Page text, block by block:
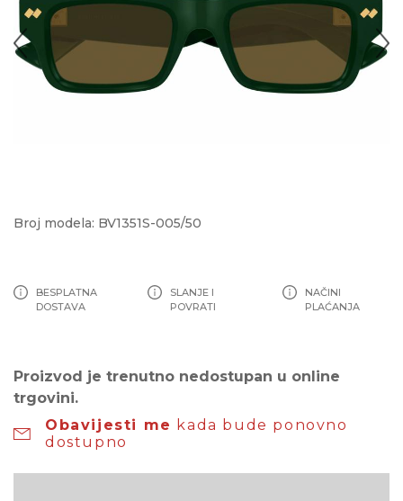
Broj modela: BV1351S-005/50
BESPLATNA
DOSTAVA
SLANJE I
POVRATI
NAČINI
PLAĆANJA
Proizvod je trenutno nedostupan u online
trgovini.
Obavijesti me kada bude ponovno
dostupno